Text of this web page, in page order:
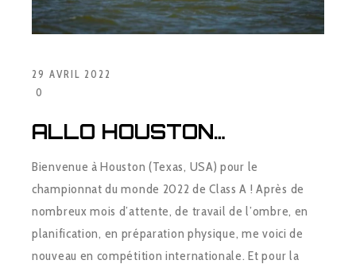
29 AVRIL 2022
0
ALLO HOUSTON…
Bienvenue à Houston (Texas, USA) pour le
championnat du monde 2022 de Class A ! Après de
nombreux mois d’attente, de travail de l’ombre, en
planification, en préparation physique, me voici de
nouveau en compétition internationale. Et pour la